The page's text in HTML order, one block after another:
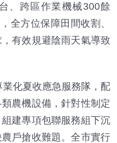
、跨區作業機械300餘
全方位保障田間收割、
有效規避陰雨天氣導致
化夏收應急服務隊，配
農機設備，針對性制定
建專項包聯服務組下沉
戶搶收難題。全市實行